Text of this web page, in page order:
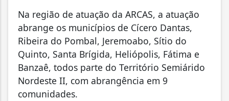
Na região de atuação da ARCAS, a atuação
abrange os municípios de Cícero Dantas,
Ribeira do Pombal, Jeremoabo, Sítio do
Quinto, Santa Brígida, Heliópolis, Fátima e
Banzaê, todos parte do Território Semiárido
Nordeste II, com abrangência em 9
comunidades.